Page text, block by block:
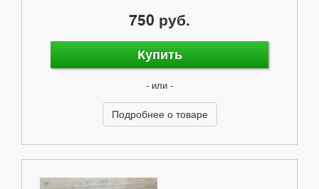
750 руб.
Купить
- или -
Подробнее о товаре